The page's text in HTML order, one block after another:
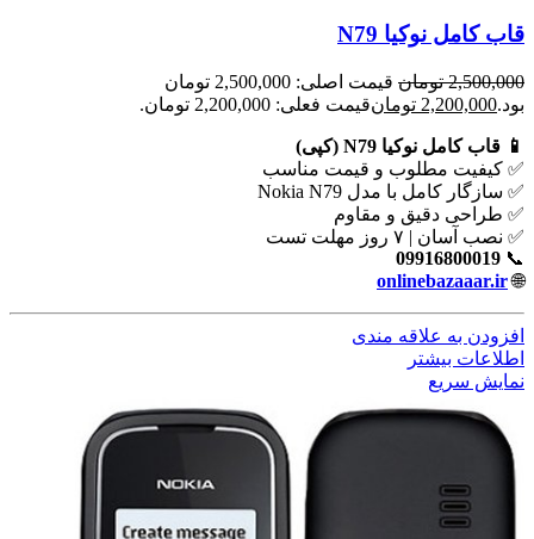
قاب کامل نوکیا N79
2,500,000 تومان
قیمت اصلی: 2,500,000 تومان
بود.2,200,000 تومانقیمت فعلی: 2,200,000 تومان.
📱 قاب کامل نوکیا N79 (کپی)
✅ کیفیت مطلوب و قیمت مناسب
✅ سازگار کامل با مدل Nokia N79
✅ طراحی دقیق و مقاوم
✅ نصب آسان | ۷ روز مهلت تست
📞
09916800019
🌐
onlinebazaaar.ir
افزودن به علاقه مندی
اطلاعات بیشتر
نمایش سریع